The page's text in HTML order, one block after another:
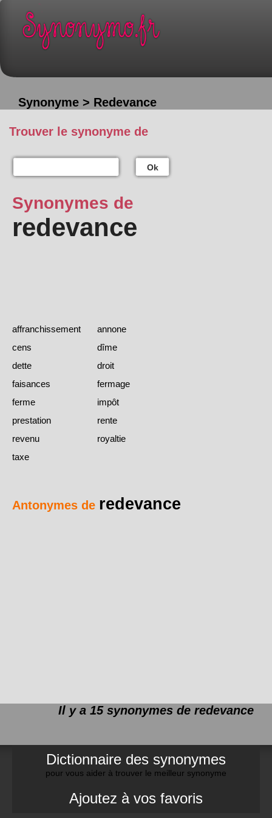
Synonyme > Redevance
Trouver le synonyme de
Ok
Synonymes de
redevance
affranchissement
annone
cens
dîme
dette
droit
faisances
fermage
ferme
impôt
prestation
rente
revenu
royaltie
taxe
Antonymes de redevance
Il y a 15 synonymes de redevance
Dictionnaire des synonymes
pour vous aider à trouver le meilleur synonyme
Ajoutez à vos favoris